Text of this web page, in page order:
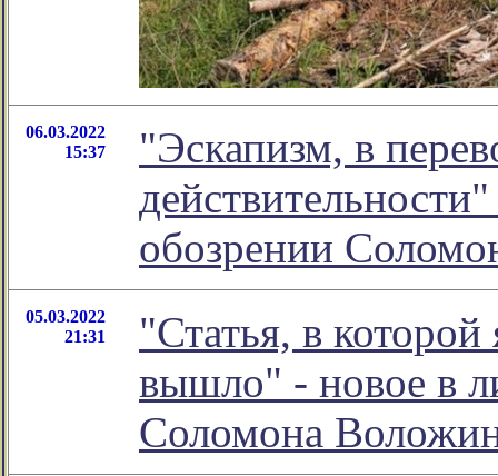
06.03.2022
15:37
"Эскапизм, в
обозрении
05.03.2022
21:31
"Статья, в
вышло" - новое в
Соломона